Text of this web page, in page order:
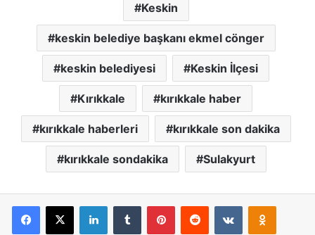
Keskin
keskin belediye başkanı ekmel cönger
keskin belediyesi Keskin İlçesi
Kırıkkale kırıkkale haber
kırıkkale haberleri kırıkkale son dakika
kırıkkale sondakika Sulakyurt